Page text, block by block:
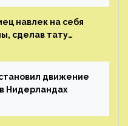
навлек на себя
сделав тату
движение
Нидерландах